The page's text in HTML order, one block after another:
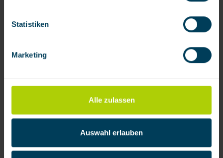
Deutschland), die diese Daten Ihnen nicht persönlich
zuordnen kann, sie aber zu eigenen Zwecken (z.B.
verarbeiten darf.
Statistiken
Marketing
Alle zulassen
Auswahl erlauben
€132.51 / each